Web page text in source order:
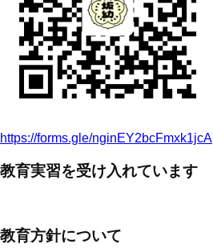
https://forms.gle/nginEY2bcFmxk1jcA
教育実習を受け入れています
教育方針について